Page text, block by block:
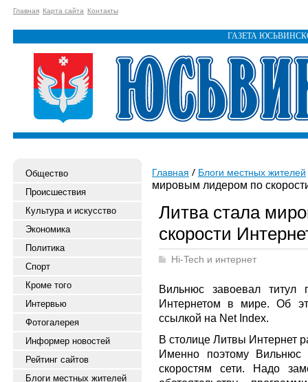
Главная Карта сайта Контакты
ГАЗЕТА
Общество
Происшествия
Культура и искусство
Экономика
Политика
Спорт
Кроме того
Интервью
Фотогалерея
Информер новостей
Рейтинг сайтов
Блоги местных жителей
Главная Блоги местных жителей
мировым лидером по
Литва стала
скорости
Hi-Tech и интернет
Вильнюс завоевал титул
Интернетом в мире. Об
ссылкой на Net Index.
В столице Литвы Интернет
Именно поэтому
скоростям сети. Надо